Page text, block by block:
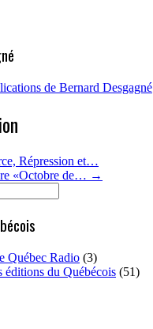
de Bernard Desgagné
Répression et…
«Octobre de… →
Québec Radio (3)
éditions du Québécois (51)